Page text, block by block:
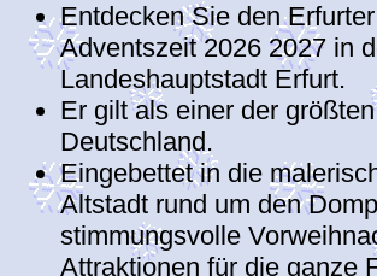
Entdecken Sie den
Adventszeit 2026 2027 in
Landeshauptstadt Erfurt.
Er gilt als einer der
Deutschland.
Eingebettet in die
Altstadt rund um den
stimmungsvolle
Attraktionen für die ganze